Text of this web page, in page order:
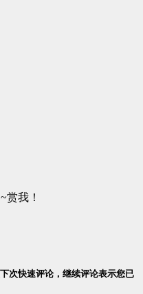
赏我！
次快速评论，继续评论表示您已